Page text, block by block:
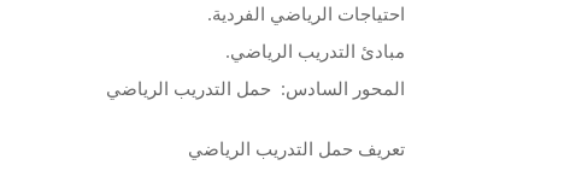
احتياجات الرياضي الفردية.
مبادئ التدريب الرياضي.
المحور السادس: حمل التدريب الرياضي
تعريف حمل التدريب الرياضي